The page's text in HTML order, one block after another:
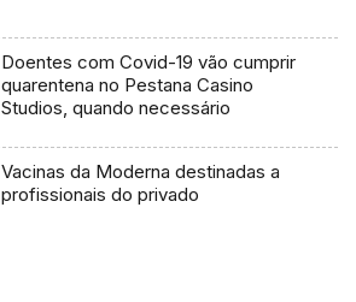
Doentes com Covid-19 vão cumprir
quarentena no Pestana Casino
Studios, quando necessário
Vacinas da Moderna destinadas a
profissionais do privado